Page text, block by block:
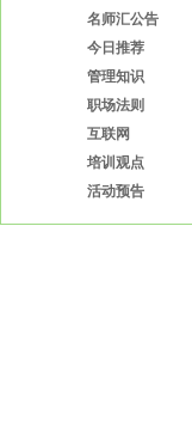
名师汇公告
今日推荐
管理知识
职场法则
互联网
培训观点
活动预告